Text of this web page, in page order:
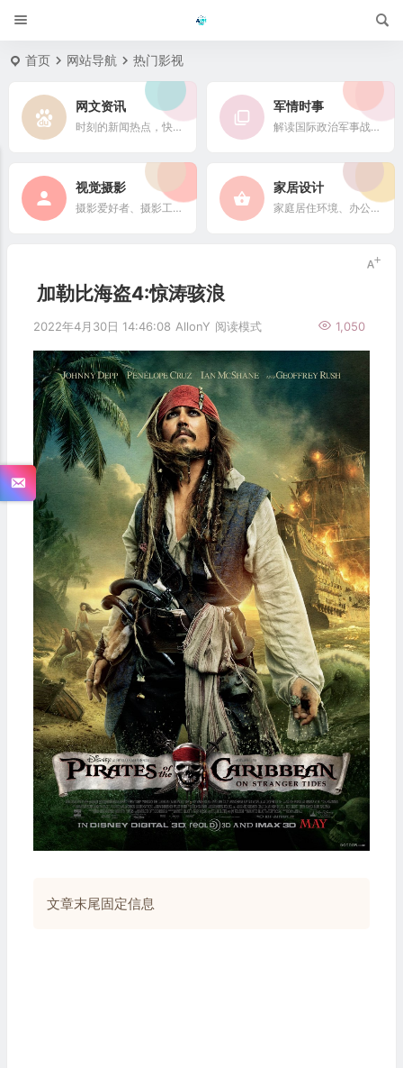
首页 网站导航 热门影视
网文资讯
时刻的新闻热点，快速了解它们的最新进展
军情时事
解读国际政治军事战略格局
视觉摄影
摄影爱好者、摄影工作者及摄影行业信息
家居设计
家庭居住环境、办公场所、公共空间陈设风格以设计搭配
加勒比海盗4:惊涛骇浪
2022年4月30日 14:46:08 AllonY 1,050
阅读模式
文章末尾固定信息